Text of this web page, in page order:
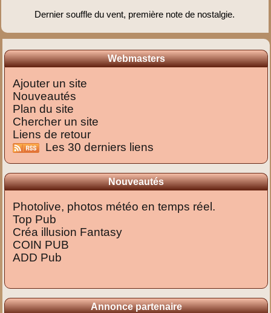
Dernier souffle du vent, première note de nostalgie.
Webmasters
Ajouter un site
Nouveautés
Plan du site
Chercher un site
Liens de retour
Les 30 derniers liens
Nouveautés
Photolive, photos météo en temps réel.
Top Pub
Créa illusion Fantasy
COIN PUB
ADD Pub
Annonce partenaire